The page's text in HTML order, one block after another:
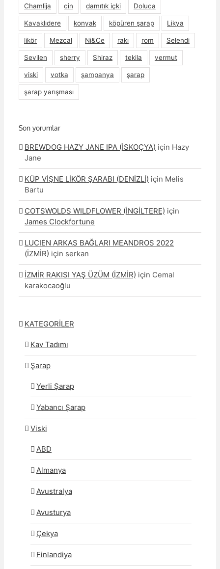
Chamlija cin damıtık içki Doluca
Kavaklıdere konyak köpüren şarap Likya
likör Mezcal Ni&Ce rakı rom Selendi
Sevilen sherry Shiraz tekila vermut
viski votka şampanya şarap
şarap yarışması
Son yorumlar
BREWDOG HAZY JANE IPA (İSKOÇYA) için Hazy
Jane
KÜP VİŞNE LİKÖR ŞARABI (DENİZLİ) için Melis
Bartu
COTSWOLDS WILDFLOWER (İNGİLTERE) için
James Clockfortune
LUCIEN ARKAS BAĞLARI MEANDROS 2022
(İZMİR) için serkan
İZMİR RAKISI YAŞ ÜZÜM (İZMİR) için Cemal
karakocaoğlu
KATEGORİLER
Kav Tadımı
Şarap
Yerli Şarap
Yabancı Şarap
Viski
ABD
Almanya
Avustralya
Avusturya
Çekya
Finlandiya